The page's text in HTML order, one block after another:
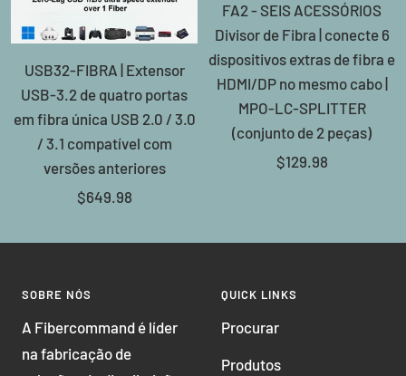
USB32-FIBRA | Extensor
USB-3.2 de quatro portas
em fibra única USB 2.0 / 3.0
/ 3.1 compatível com
versões anteriores
Preço
$649.98
FA2 - SEIS ACESSÓRIOS
Divisor de Fibra | conecte 6
dispositivos extras de fibra e
HDMI/DP no mesmo cabo |
MPO-LC-SPLITTER
(conjunto de 2 peças)
Preço
$129.98
SOBRE NÓS
A Fibercommand é líder
na fabricação de
QUICK LINKS
Procurar
Produtos